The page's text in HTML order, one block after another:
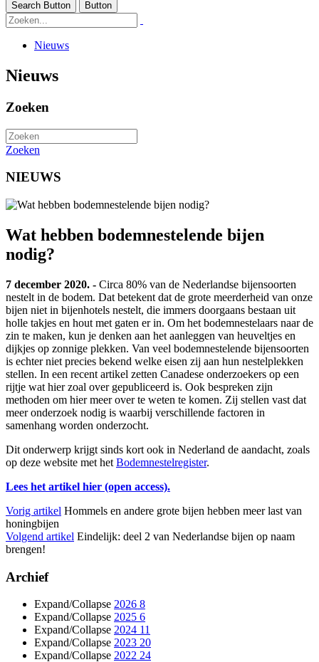
Search Button Button
Nieuws
Nieuws
Zoeken
Zoeken
NIEUWS
Wat hebben bodemnestelende bijen
nodig?
7 december 2020. - Circa 80% van de Nederlandse bijensoorten
nestelt in de bodem. Dat betekent dat de grote meerderheid van onze
bijen niet in bijenhotels nestelt, die immers doorgaans bestaan uit
holle takjes en hout met gaten er in. Om het bodemnestelaars naar de
zin te maken, kun je denken aan het aanleggen van heuveltjes en
dijkjes op zonnige plekken. Van veel bodemnestelende bijensoorten
is echter niet precies bekend welke eisen zij aan hun nestelplekken
stellen. In een recent artikel zetten Canadese onderzoekers op een
rijtje wat hier zoal over gepubliceerd is. Ook bespreken zijn
methoden om hier meer over te weten te komen. Zij stellen vast dat
meer onderzoek nodig is waarbij verschillende factoren in
samenhang worden onderzocht.
Dit onderwerp krijgt sinds kort ook in Nederland de aandacht, zoals
op deze website met het Bodemnestelregister.
Lees het artikel hier (open access).
Vorig artikel Hommels en andere grote bijen hebben meer last van
honingbijen
Volgend artikel Eindelijk: deel 2 van Nederlandse bijen op naam
brengen!
Archief
Expand/Collapse 2026 8
Expand/Collapse 2025 6
Expand/Collapse 2024 11
Expand/Collapse 2023 20
Expand/Collapse 2022 24